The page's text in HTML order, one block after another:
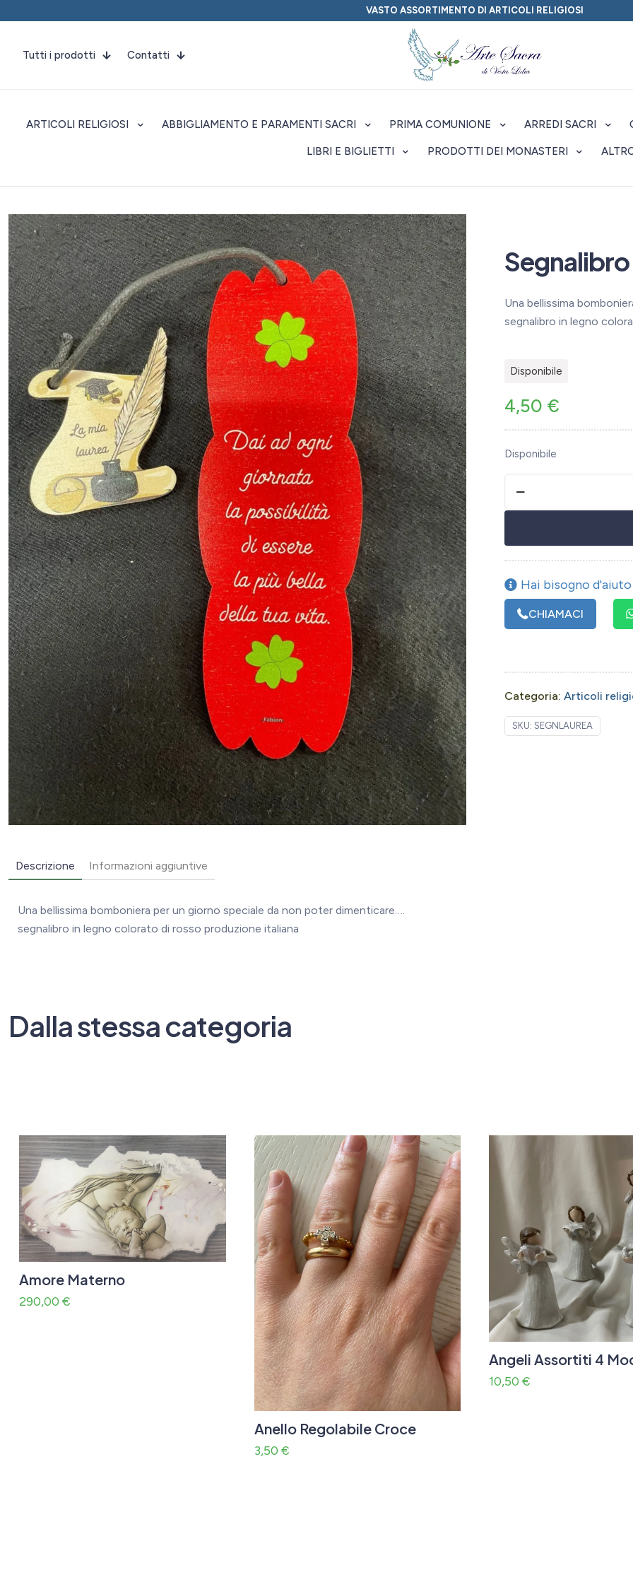
VASTO ASSORTIMENTO DI ARTICOLI RELIGIOSI
Tutti i prodotti Contatti
ARTICOLI RELIGIOSI ABBIGLIAMENTO E PARAMENTI SACRI PRIMA COMUNIONE ARREDI SACRI
LIBRI E BIGLIETTI PRODOTTI DEI MONASTERI
Una bellissima
segnalibro in legno
Disponibile
4,50 €
Disponibile
Hai bisogno
CHIAMACI
Categoria: Articoli
SKU: SEGNLAUREA
Descrizione Informazioni aggiuntive
Una bellissima bomboniera per un giorno speciale da non poter dimenticare….
segnalibro in legno colorato di rosso produzione italiana
Dalla stessa categoria
Amore Materno
290,00 €
Anello Regolabile Croce
3,50 €
Angeli Assortiti 4
10,50 €